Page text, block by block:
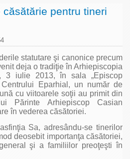
pentru tineri
statutare şi canonice precum
deja o tradiţie în Arhiepiscopia
3 iulie 2013, în sala „Episcop
Eparhial, un număr de
cu viitoarele soţii au primit din
Părinte Arhiepiscop Casian
în vederea căsătoriei.
Sa, adresându-se tinerilor
deosebit importanţa căsătoriei,
şi a familiilor preoţeşti în